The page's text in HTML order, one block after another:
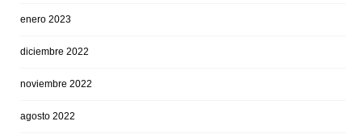
enero 2023
diciembre 2022
noviembre 2022
agosto 2022